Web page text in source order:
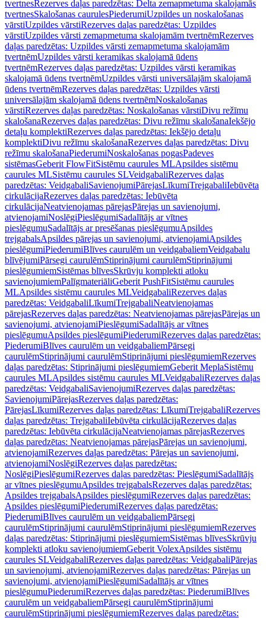
tvertnesRezerves daļas paredzētas: Delta zemapmetuma skalojamās
tvertnesSkalošanas caurulesPiederumiUzpildes un noskalošanas
vārstiUzpildes vārstiRezerves daļas paredzētas: Uzpildes
vārstiUzpildes vārsti zemapmetuma skalojamām tvertnēmRezerves
daļas paredzētas: Uzpildes vārsti zemapmetuma skalojamām
tvertnēmUzpildes vārsti keramikas skalojamā ūdens
tvertnēmRezerves daļas paredzētas: Uzpildes vārsti keramikas
skalojamā ūdens tvertnēmUzpildes vārsti universālajām skalojamā
ūdens tvertnēmRezerves daļas paredzētas: Uzpildes vārsti
universālajām skalojamā ūdens tvertnēmNoskalošanas
vārstiRezerves daļas paredzētas: Noskalošanas vārstiDivu režīmu
skalošanaRezerves daļas paredzētas: Divu režīmu skalošanaIekšējo
detaļu komplektiRezerves daļas paredzētas: Iekšējo detaļu
komplektiDivu režīmu skalošanaRezerves daļas paredzētas: Divu
režīmu skalošanaPiederumiNoskalošanas pogasPadeves
sistēmasGeberit FlowFitSistēmu caurules MLApsildes sistēmu
caurules MLSistēmu caurules SLVeidgabaliRezerves daļas
paredzētas: VeidgabaliSavienojumiPārejasLīkumiTrejgabaliIebūvēta
cirkulācijaRezerves daļas paredzētas: Iebūvēta
cirkulācijaNeatvienojamas pārejasPārejas un savienojumi,
atvienojamiNoslēgiPieslēgumiSadalītājs ar vītnes
pieslēgumuSadalītājs ar presēšanas pieslēgumuApsildes
trejgabalsApsildes pārejas un savienojumi, atvienojamiApsildes
pieslēgumiPiederumiBlīves caurulēm un veidgabaliemVeidgabalu
blīvējumiPārsegi caurulēmStiprinājumi caurulēmStiprinājumi
pieslēgumiemSistēmas blīvesSkrūvju komplekti atloku
savienojumiemPalīgmateriāliGeberit PushFitSistēmu caurules
MLApsildes sistēmu caurules MLVeidgabaliRezerves daļas
paredzētas: VeidgabaliLīkumiTrejgabaliNeatvienojamas
pārejasRezerves daļas paredzētas: Neatvienojamas pārejasPārejas un
savienojumi, atvienojamiPieslēgumiSadalītājs ar vītnes
pieslēgumuApsildes pieslēgumiPiederumiRezerves daļas paredzētas:
PiederumiBlīves caurulēm un veidgabaliemPārsegi
caurulēmStiprinājumi caurulēmStiprinājumi pieslēgumiemRezerves
daļas paredzētas: Stiprinājumi pieslēgumiemGeberit MeplaSistēmu
caurules MLApsildes sistēmu caurules MLVeidgabaliRezerves daļas
paredzētas: VeidgabaliSavienojumiRezerves daļas paredzētas:
SavienojumiPārejasRezerves daļas paredzētas:
PārejasLīkumiRezerves daļas paredzētas: LīkumiTrejgabaliRezerves
daļas paredzētas: TrejgabaliIebūvēta cirkulācijaRezerves daļas
paredzētas: Iebūvēta cirkulācijaNeatvienojamas pārejasRezerves
daļas paredzētas: Neatvienojamas pārejasPārejas un savienojumi,
atvienojamiRezerves daļas paredzētas: Pārejas un savienojumi,
atvienojamiNoslēgiRezerves daļas paredzētas:
NoslēgiPieslēgumiRezerves daļas paredzētas: PieslēgumiSadalītājs
ar vītnes pieslēgumuApsildes trejgabalsRezerves daļas paredzētas:
Apsildes trejgabalsApsildes pieslēgumiRezerves daļas paredzētas:
Apsildes pieslēgumiPiederumiRezerves daļas paredzētas:
PiederumiBlīves caurulēm un veidgabaliemPārsegi
caurulēmStiprinājumi caurulēmStiprinājumi pieslēgumiemRezerves
daļas paredzētas: Stiprinājumi pieslēgumiemSistēmas blīvesSkrūvju
komplekti atloku savienojumiemGeberit VolexApsildes sistēmu
caurules SLVeidgabaliRezerves daļas paredzētas: VeidgabaliPārejas
un savienojumi, atvienojamiRezerves daļas paredzētas: Pārejas un
savienojumi, atvienojamiPieslēgumiSadalītājs ar vītnes
pieslēgumuPiederumiRezerves daļas paredzētas: PiederumiBlīves
caurulēm un veidgabaliemPārsegi caurulēmStiprinājumi
caurulēmStiprinājumi pieslēgumiemRezerves daļas paredzētas: